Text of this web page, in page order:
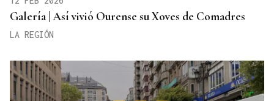
Galería | Así vivió Ourense su Xoves de Comadres
LA REGIÓN